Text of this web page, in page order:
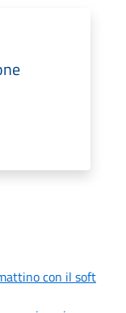
con il soft